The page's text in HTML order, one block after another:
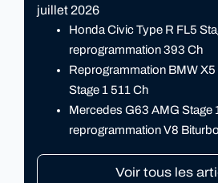
juillet 2026
Honda Civic Type R FL5
reprogrammation 393 Ch
Reprogrammation BMW
Stage 1 511 Ch
Mercedes G63 AMG Stage
reprogrammation V8
Voir tous les